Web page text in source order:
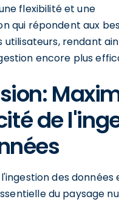
flexibilité et une
qui répondent aux
utilisateurs, rendant
encore plus
de
des données
du paysage